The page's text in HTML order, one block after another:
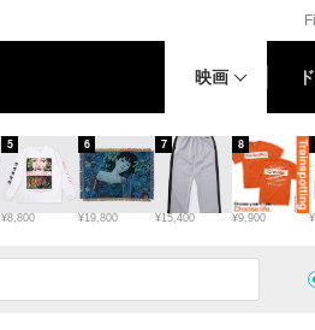
映画
¥8,800
5
¥19,800
6
¥15,400
7
¥9,900
8